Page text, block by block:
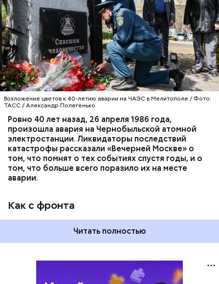
Возложение цветов к 40-летию аварии на ЧАЭС в Мелитополе / Фото:
ТАСС / Александр Полегенько
Ровно 40 лет назад, 26 апреля 1986 года,
произошла авария на Чернобыльской атомной
электростанции. Ликвидаторы последствий
катастрофы рассказали «Вечерней Москве» о
том, что помнят о тех событиях спустя годы, и о
том, что больше всего поразило их на месте
аварии.
Как с фронта
Специалист гражданской обороны Московского
авиацентра Владимир Макеев в 1986 году служил в
Киеве в отдельном механизированном полку
гражданской обороны. На тот момент, когда
произошла авария на Чернобыльской атомной
станции, ему было 26 лет.
Читать полностью
АВАРИИ ЧЕРНОБЫЛЬ ИСТОРИЯ